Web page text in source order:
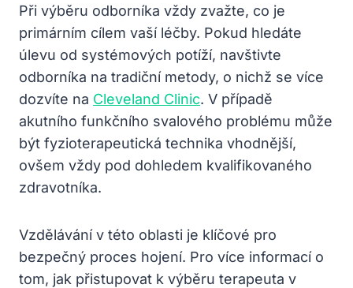
Při výběru odborníka vždy zvažte, co je
primárním cílem vaší léčby. Pokud hledáte
úlevu od systémových potíží, navštivte
odborníka na tradiční metody, o nichž se více
dozvíte na Cleveland Clinic. V případě
akutního funkčního svalového problému může
být fyzioterapeutická technika vhodnější,
ovšem vždy pod dohledem kvalifikovaného
zdravotníka.
Vzdělávání v této oblasti je klíčové pro
bezpečný proces hojení. Pro více informací o
tom, jak přistupovat k výběru terapeuta v